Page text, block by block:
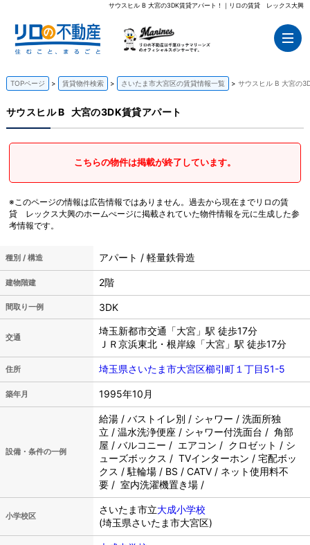
サウスヒル B 大宮の3DK賃貸アパート！｜リロの賃貸 レックス大興
TOPページ 賃貸物件検索 さいたま市大宮区の賃貸情報一覧 サウスヒル B 大宮の
サウスヒル B 大宮の3DK賃貸アパート
こちらの物件は掲載が終了しています。
※このページの情報は広告情報ではありません。過去から現在までリロの賃
貸 レックス大興のホームぺージに掲載されていた物件情報を元に生成した参
考情報です。
種別 / 構造 アパート / 軽量鉄骨造
建物階建 2階
間取り一例 3DK
交通
埼玉新都市交通「大宮」駅 徒歩17分
ＪＲ京浜東北・根岸線「大宮」駅 徒歩17分
住所 埼玉県さいたま市大宮区櫛引町１丁目51-5
築年月 1995年10月
設備・条件の一例
給湯 / バストイレ別 / シャワー / 洗面所独
立 / 温水洗浄便座 / シャワー付洗面台 / 角部
屋 / バルコニー / エアコン / クロゼット / シ
ューズボックス / TVインターホン / 宅配ボッ
クス / 駐輪場 / BS / CATV / ネット使用料不
要 / 室内洗濯機置き場 /
小学校区
さいたま市立大成小学校
(埼玉県さいたま市大宮区)